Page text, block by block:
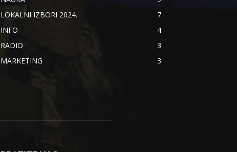
LOKALNI IZBORI 2024.
7
INFO
4
RADIO
3
MARKETING
3